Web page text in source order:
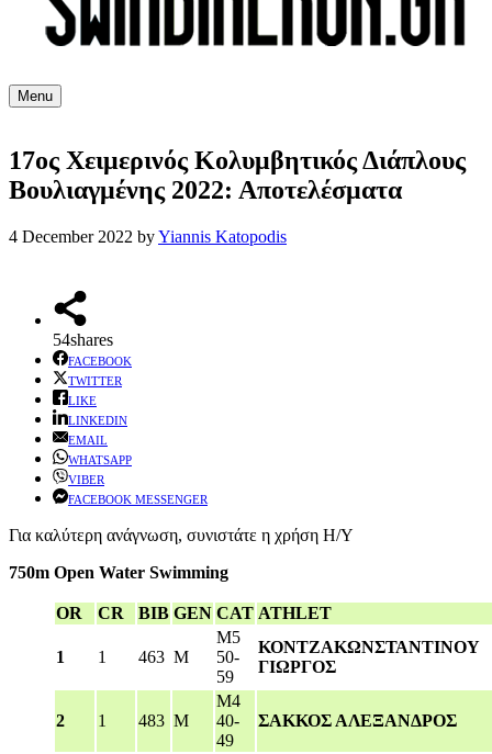
Menu
17ος Χειμερινός Κολυμβητικός Διάπλους
Βουλιαγμένης 2022: Αποτελέσματα
4 December 2022 byYiannis Katopodis
54shares
FACEBOOK
TWITTER
LIKE
LINKEDIN
EMAIL
WHATSAPP
VIBER
FACEBOOK MESSENGER
Για καλύτερη ανάγνωση, συνιστάτε η χρήση Η/Υ
750m Open Water Swimming
OR CR BIB GEN CAT ATHLET
1 1 463 M
M5
50-
59
ΚΟΝΤΖΑΚΩΝΣΤΑΝΤΙΝΟΥ
ΓΙΩΡΓΟΣ
2 1 483 M
M4
40-
49
ΣΑΚΚΟΣ ΑΛΕΞΑΝΔΡΟΣ